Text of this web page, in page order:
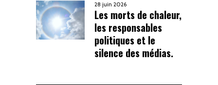
28 juin 2026
Les morts de chaleur,
les responsables
politiques et le
silence des médias.